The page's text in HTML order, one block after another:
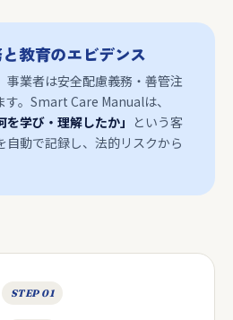
教育のエビデンス
事業者は安全配慮義務・善管注
す。Smart Care Manualは、
を学び・理解したか」 という客
自動で記録し、法的リスクから
STEP 01